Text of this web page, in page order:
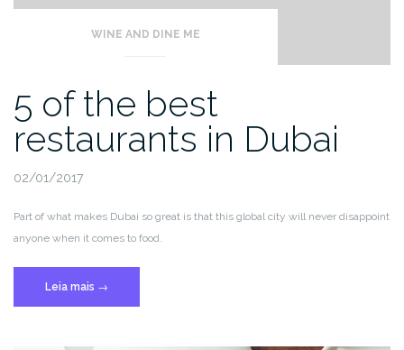
WINE AND DINE ME
5 of the best
restaurants in Dubai
02/01/2017
Part of what makes Dubai so great is that this global city will never disappoint
anyone when it comes to food.
Leia mais “5
of
→